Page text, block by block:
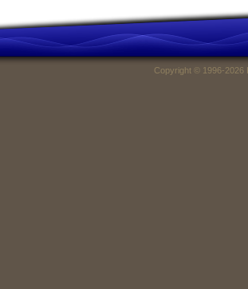
Copyright © 1996-2026